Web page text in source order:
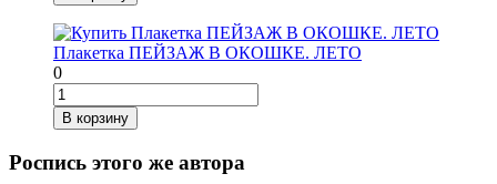
Плакетка ПЕЙЗАЖ В ОКОШКЕ. ЛЕТО
0
В корзину
Роспись этого же автора